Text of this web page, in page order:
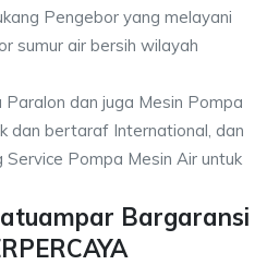
Pengebor yang melayani
sumur air bersih wilayah
Paralon dan juga Mesin Pompa
dan bertaraf International, dan
Service Pompa Mesin Air untuk
Bargaransi